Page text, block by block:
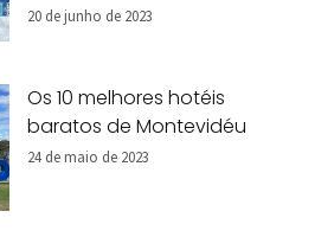
20 de junho de 2023
Os 10 melhores hotéis
baratos de Montevidéu
24 de maio de 2023